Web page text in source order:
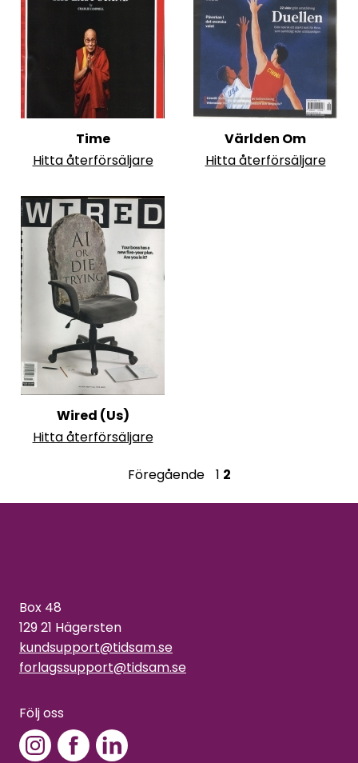
Time
Hitta återförsäljare
Världen Om
Hitta återförsäljare
Wired (Us)
Hitta återförsäljare
S
i
e
Föregående 1 2
Box 48
129 21 Hägersten
kundsupport@tidsam.se
forlagssupport@tidsam.se
Följ oss